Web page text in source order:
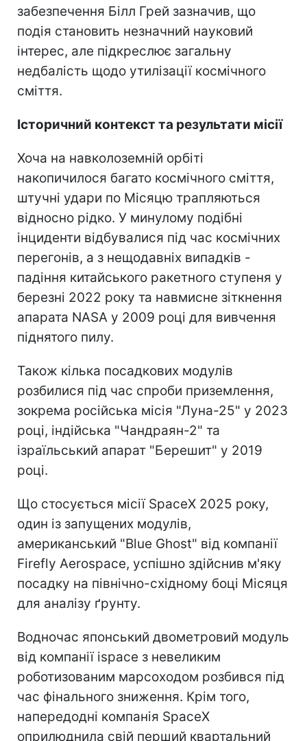
забезпечення Білл Грей зазначив, що
подія становить незначний науковий
інтерес, але підкреслює загальну
недбалість щодо утилізації космічного
сміття.
Історичний контекст та результати місії
Хоча на навколоземній орбіті
накопичилося багато космічного сміття,
штучні удари по Місяцю трапляються
відносно рідко. У минулому подібні
інциденти відбувалися під час космічних
перегонів, а з нещодавніх випадків -
падіння китайського ракетного ступеня у
березні 2022 року та навмисне зіткнення
апарата NASA у 2009 році для вивчення
піднятого пилу.
Також кілька посадкових модулів
розбилися під час спроби приземлення,
зокрема російська місія "Луна-25" у 2023
році, індійська "Чандраян-2" та
ізраїльський апарат "Берешит" у 2019
році.
Що стосується місії SpaceX 2025 року,
один із запущених модулів,
американський "Blue Ghost" від компанії
Firefly Aerospace, успішно здійснив м'яку
посадку на північно-східному боці Місяця
для аналізу ґрунту.
Водночас японський двометровий модуль
від компанії ispace з невеликим
роботизованим марсоходом розбився під
час фінального зниження. Крім того,
напередодні компанія SpaceX
оприлюднила свій перший квартальний